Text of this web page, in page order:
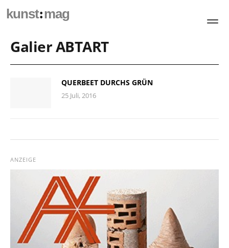
kunst:mag
Galier ABTART
QUERBEET DURCHS GRÜN
25 Juli, 2016
ANZEIGE